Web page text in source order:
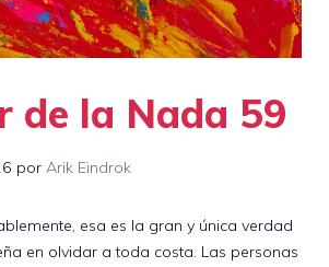
de la Nada 59
por Arik Eindrok
esa es la gran y única verdad
en olvidar a toda costa. Las personas